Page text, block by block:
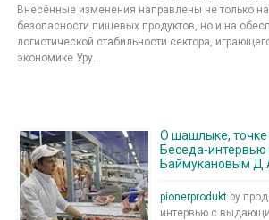
Внесённые изменения направлены не только
безопасности пищевых продуктов, но и на
логистической стабильности сектора,
экономике Уру...
О шашлыке, точке
Беседа-
Баймукановым
pionerprodukt .by
интервью с